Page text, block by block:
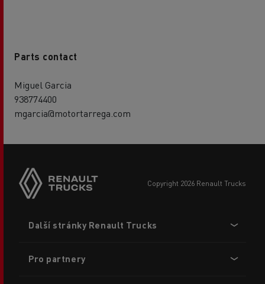
Parts contact
Miguel Garcia
938774400
mgarcia@motortarrega.com
copyright 2026 Renault Trucks
menu
Další stránky Renault Trucks
Pro partnery